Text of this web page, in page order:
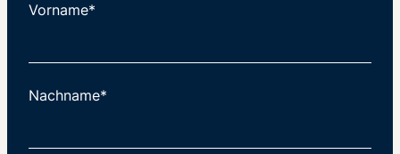
Vorname*
Nachname*